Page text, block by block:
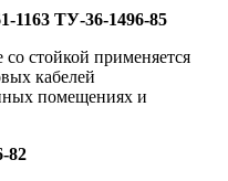
1163 ТУ-36-1496-85
со стойкой применяется
кабелей
помещениях и
82